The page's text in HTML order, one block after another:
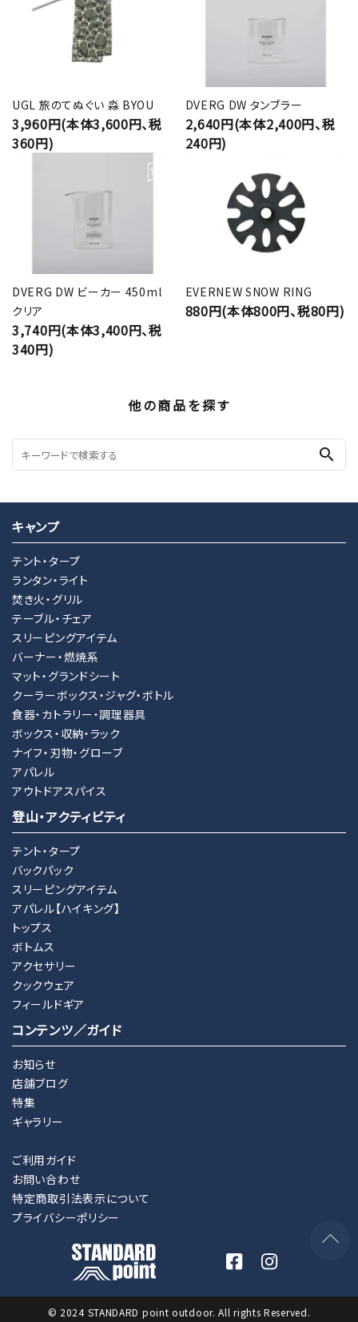
UGL 旅のてぬぐい 淼 BYOU
3,960円(本体3,600円、税
360円)
DVERG DW タンブラー
2,640円(本体2,400円、税
240円)
DVERG DW ビーカー 450ml
クリア
3,740円(本体3,400円、税
340円)
EVERNEW SNOW RING
880円(本体800円、税80円)
他の商品を探す
search
キャンプ
テント・タープ
ランタン・ライト
焚き火・グリル
テーブル・チェア
スリーピングアイテム
バーナー・燃焼系
マット・グランドシート
クーラーボックス・ジャグ・ボトル
食器・カトラリー・調理器具
ボックス・収納・ラック
ナイフ・刃物・グローブ
アパレル
アウトドアスパイス
登山・アクティビティ
テント・タープ
バックパック
スリーピングアイテム
アパレル【ハイキング】
トップス
ボトムス
アクセサリー
クックウェア
フィールドギア
コンテンツ／ガイド
お知らせ
店舗ブログ
特集
ギャラリー
ご利用ガイド
お問い合わせ
特定商取引法表示について
プライバシーポリシー
© 2024 STANDARD point outdoor. All rights Reserved.